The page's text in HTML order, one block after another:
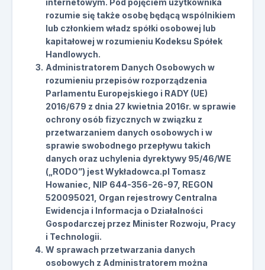
internetowym. Pod pojęciem użytkownika
rozumie się także osobę będącą wspólnikiem
lub członkiem władz spółki osobowej lub
kapitałowej w rozumieniu Kodeksu Spółek
Handlowych.
Administratorem Danych Osobowych w
rozumieniu przepisów rozporządzenia
Parlamentu Europejskiego i RADY (UE)
2016/679 z dnia 27 kwietnia 2016r. w sprawie
ochrony osób fizycznych w związku z
przetwarzaniem danych osobowych i w
sprawie swobodnego przepływu takich
danych oraz uchylenia dyrektywy 95/46/WE
(„RODO”) jest Wykładowca.pl Tomasz
Howaniec, NIP 644-356-26-97, REGON
520095021, Organ rejestrowy Centralna
Ewidencja i Informacja o Działalności
Gospodarczej przez Minister Rozwoju, Pracy
i Technologii.
W sprawach przetwarzania danych
osobowych z Administratorem można